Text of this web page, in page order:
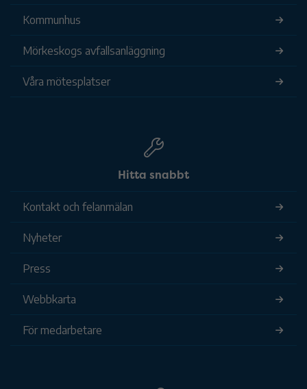
Kommunhus
Mörkeskogs avfallsanläggning
Våra mötesplatser
Hitta snabbt
Kontakt och felanmälan
Nyheter
Press
Webbkarta
För medarbetare